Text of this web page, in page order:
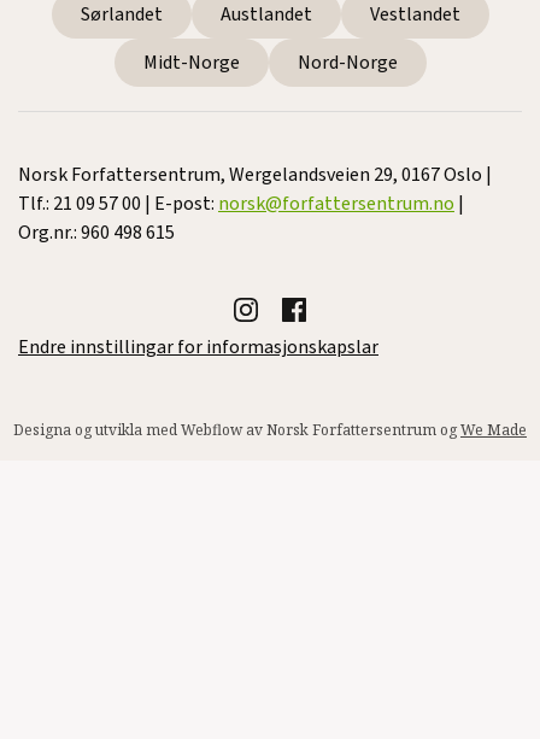
Sørlandet Austlandet
Vestlandet
Midt-Norge
Nord-Norge
Norsk Forfattersentrum, Wergelandsveien 29, 0167 Oslo |
Tlf.: 21 09 57 00 | E-post: norsk@forfattersentrum.no |
Org.nr.: 960 498 615
Endre innstillingar for informasjonskapslar
Designa og utvikla med Webflow av Norsk Forfattersentrum ogWe Made